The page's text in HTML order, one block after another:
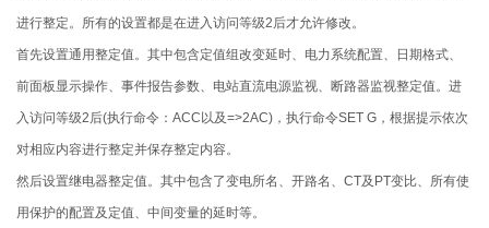
进行整定。所有的设置都是在进入访问等级2后才允许修改。
首先设置通用整定值。其中包含定值组改变延时、电力系统配置、日期格式、
前面板显示操作、事件报告参数、电站直流电源监视、断路器监视整定值。进
入访问等级2后(执行命令：ACC以及=>2AC)，执行命令SET G，根据提示依次
对相应内容进行整定并保存整定内容。
然后设置继电器整定值。其中包含了变电所名、开路名、CT及PT变比、所有使
用保护的配置及定值、中间变量的延时等。